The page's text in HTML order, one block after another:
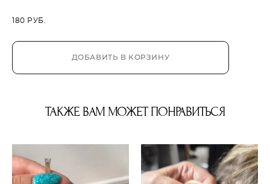
180 PУБ.
ДОБАВИТЬ В КОРЗИНУ
ТАКЖЕ ВАМ МОЖЕТ ПОНРАВИТЬСЯ